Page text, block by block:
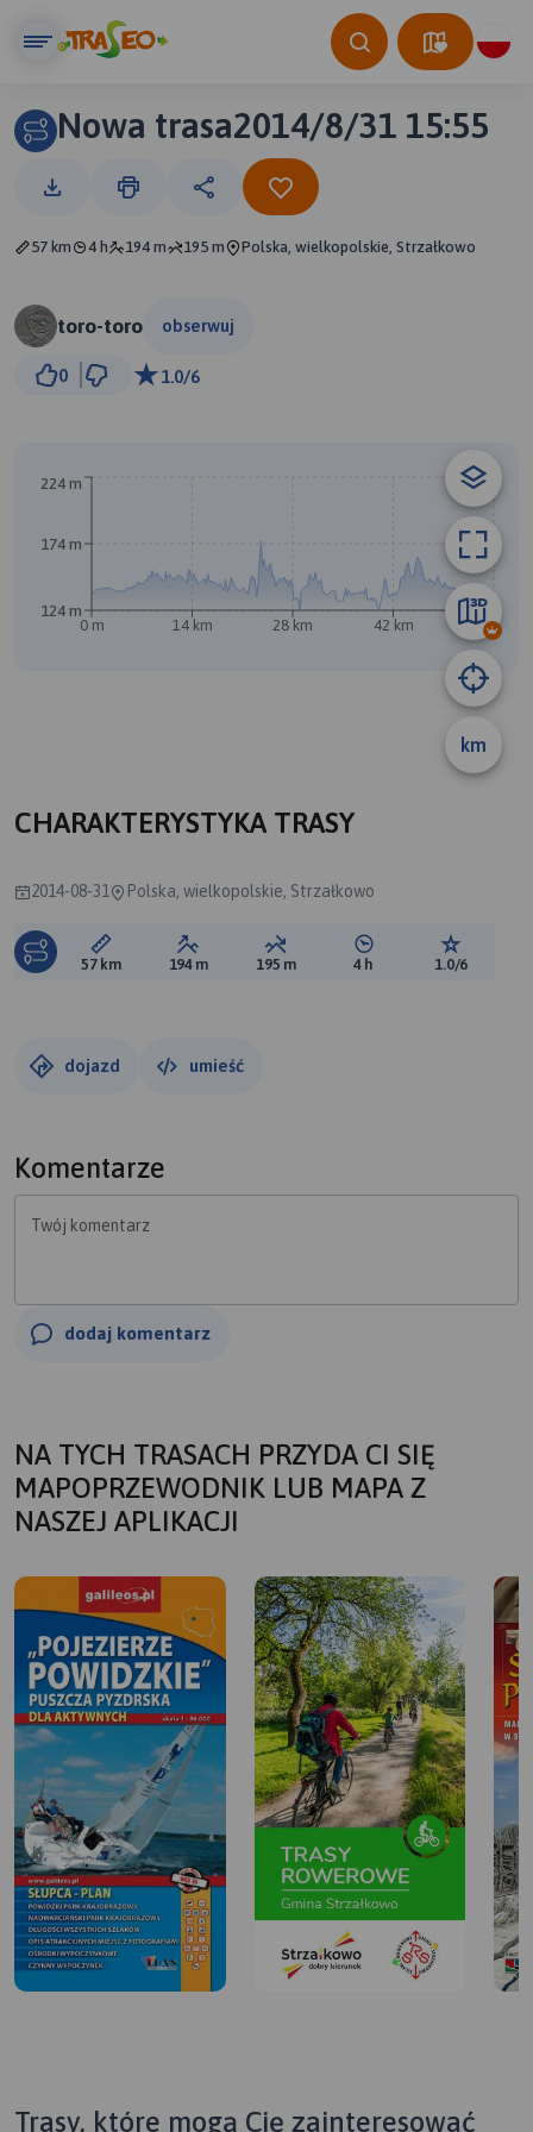
Nowa trasa2014/8/31 15:55
57 km 4 h 194 m 195 m Polska, wielkopolskie, Strzałkowo
toro-toro obserwuj
0 1.0/6
km
0 m 14 km 28 km 42 km 57 km
124 m
174 m
224 m
CHARAKTERYSTYKA TRASY
2014-08-31 Polska, wielkopolskie, Strzałkowo
Długość trasy:
57 km Suma przewyższeń:
194 m Suma spadków:
195 m Średni czas potrzebny
4 h Ocena
1.0/6
dojazd umieść
Komentarze
Twój komentarz
dodaj komentarz
NA TYCH TRASACH PRZYDA CI SIĘ
MAPOPRZEWODNIK LUB MAPA Z
NASZEJ APLIKACJI
Trasy, które mogą Cię zainteresować